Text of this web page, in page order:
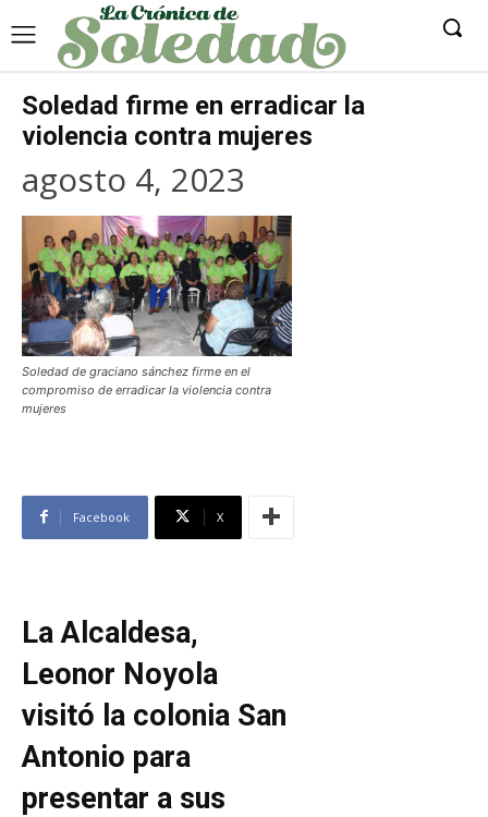
Soledad firme en erradicar la
violencia contra mujeres
agosto 4, 2023
Soledad de graciano sánchez firme en el
compromiso de erradicar la violencia contra
mujeres
Facebook X
La Alcaldesa,
Leonor Noyola
visitó la colonia San
Antonio para
presentar a sus